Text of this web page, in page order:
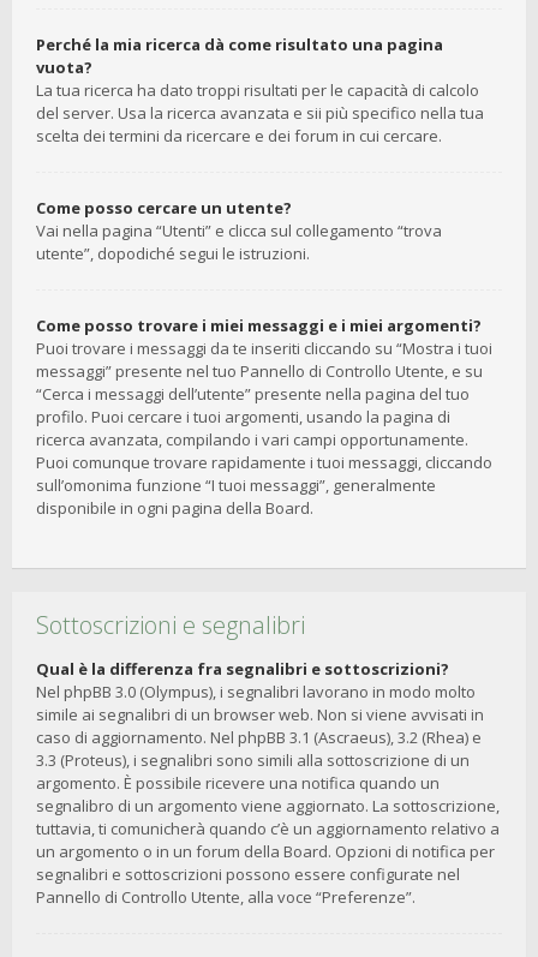
Perché la mia ricerca dà come risultato una pagina
vuota?
La tua ricerca ha dato troppi risultati per le capacità di calcolo
del server. Usa la ricerca avanzata e sii più specifico nella tua
scelta dei termini da ricercare e dei forum in cui cercare.
Come posso cercare un utente?
Vai nella pagina “Utenti” e clicca sul collegamento “trova
utente”, dopodiché segui le istruzioni.
Come posso trovare i miei messaggi e i miei argomenti?
Puoi trovare i messaggi da te inseriti cliccando su “Mostra i tuoi
messaggi” presente nel tuo Pannello di Controllo Utente, e su
“Cerca i messaggi dell’utente” presente nella pagina del tuo
profilo. Puoi cercare i tuoi argomenti, usando la pagina di
ricerca avanzata, compilando i vari campi opportunamente.
Puoi comunque trovare rapidamente i tuoi messaggi, cliccando
sull’omonima funzione “I tuoi messaggi”, generalmente
disponibile in ogni pagina della Board.
Sottoscrizioni e segnalibri
Qual è la differenza fra segnalibri e sottoscrizioni?
Nel phpBB 3.0 (Olympus), i segnalibri lavorano in modo molto
simile ai segnalibri di un browser web. Non si viene avvisati in
caso di aggiornamento. Nel phpBB 3.1 (Ascraeus), 3.2 (Rhea) e
3.3 (Proteus), i segnalibri sono simili alla sottoscrizione di un
argomento. È possibile ricevere una notifica quando un
segnalibro di un argomento viene aggiornato. La sottoscrizione,
tuttavia, ti comunicherà quando c’è un aggiornamento relativo a
un argomento o in un forum della Board. Opzioni di notifica per
segnalibri e sottoscrizioni possono essere configurate nel
Pannello di Controllo Utente, alla voce “Preferenze”.